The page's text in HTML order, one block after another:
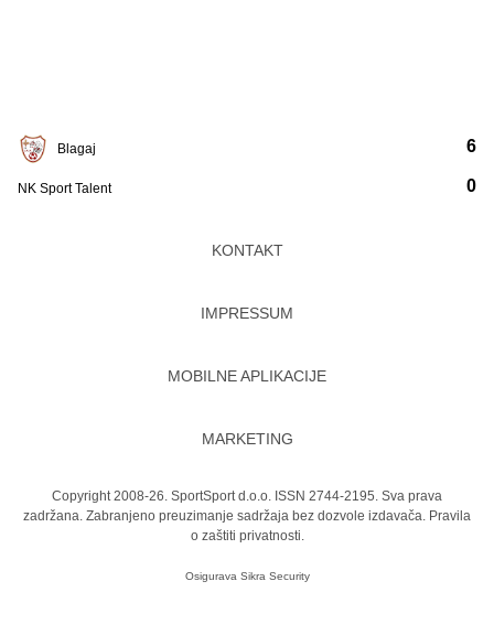
Blagaj
NK Sport Talent
6
0
KONTAKT
IMPRESSUM
MOBILNE APLIKACIJE
MARKETING
Copyright 2008-26. SportSport d.o.o. ISSN 2744-2195. Sva prava
zadržana. Zabranjeno preuzimanje sadržaja bez dozvole izdavača. Pravila
o zaštiti privatnosti.
Osigurava Sikra Security